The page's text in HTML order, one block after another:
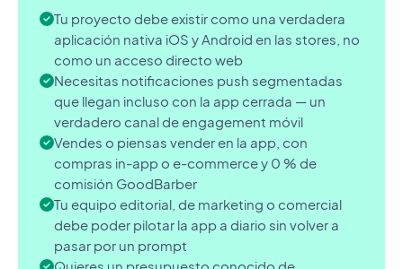
Tu proyecto debe existir como una verdadera
aplicación nativa iOS y Android en las stores, no
como un acceso directo web
Necesitas notificaciones push segmentadas
que llegan incluso con la app cerrada — un
verdadero canal de engagement móvil
Vendes o piensas vender en la app, con
compras in-app o e-commerce y 0 % de
comisión GoodBarber
Tu equipo editorial, de marketing o comercial
debe poder pilotar la app a diario sin volver a
pasar por un prompt